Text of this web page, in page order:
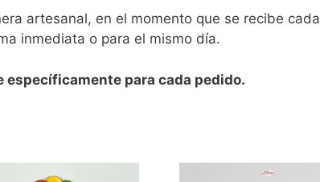
artesanal, en el momento que se recibe cada
inmediata o para el mismo día.
específicamente para cada pedido.